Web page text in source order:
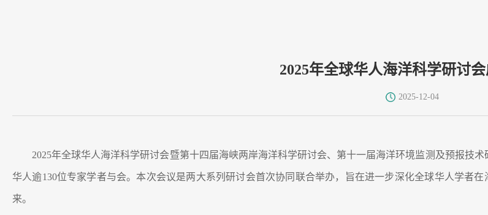
2025年全球华人海洋科学研讨
2025-12-04
2025年全球华人海洋科学研讨会暨第十四届海峡两岸海洋科学研讨会、第十一届海洋环境监测及预报技
华人逾130位专家学者与会。本次会议是两大系列研讨会首次协同联合举办，旨在进一步深化全球华人学者
来。